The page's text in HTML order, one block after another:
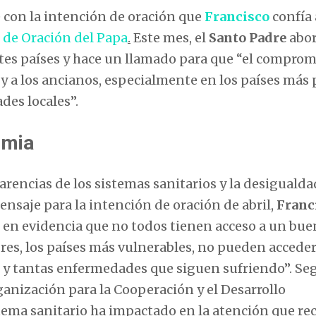
con la intención de oración que Francisco confía
Oración del Papa. Este mes, el Santo Padre
países y hace un llamado para que “el
los ancianos, especialmente en los países más
locales”.
de los sistemas sanitarios y la
para la intención de oración de abril,
evidencia que no todos tienen acceso a un
los países más vulnerables, no pueden
tantas enfermedades que siguen sufriendo”.
para la Cooperación y el Desarrollo
sanitario ha impactado en la atención que